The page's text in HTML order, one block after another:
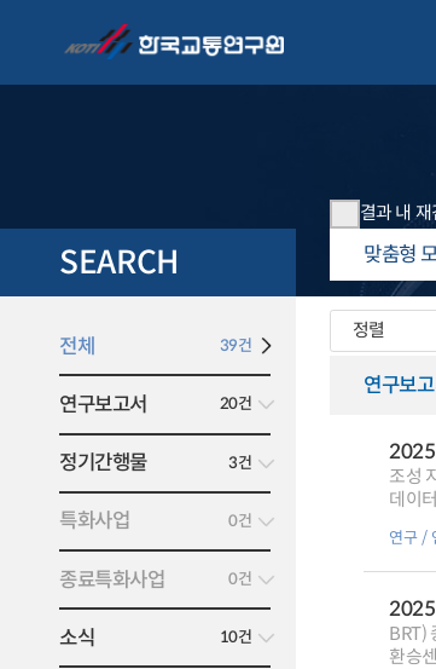
결과 내
SEARCH
전체 39건
연구보고서 20건
정기간행물 3건
특화사업 0건
종료특화사업 0건
소식 10건
정렬
연구보
2025
조성
데이
연구
2025
BRT)
환승